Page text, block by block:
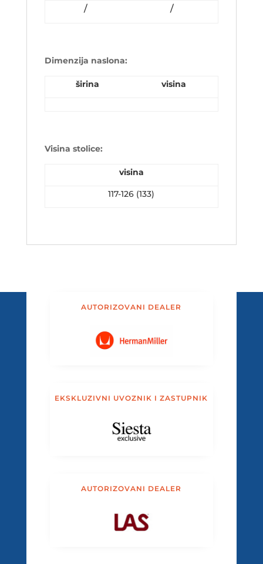
/ /
Dimenzija naslona:
širina visina
Visina stolice:
visina
117-126 (133)
AUTORIZOVANI DEALER
EKSKLUZIVNI UVOZNIK I ZASTUPNIK
AUTORIZOVANI DEALER